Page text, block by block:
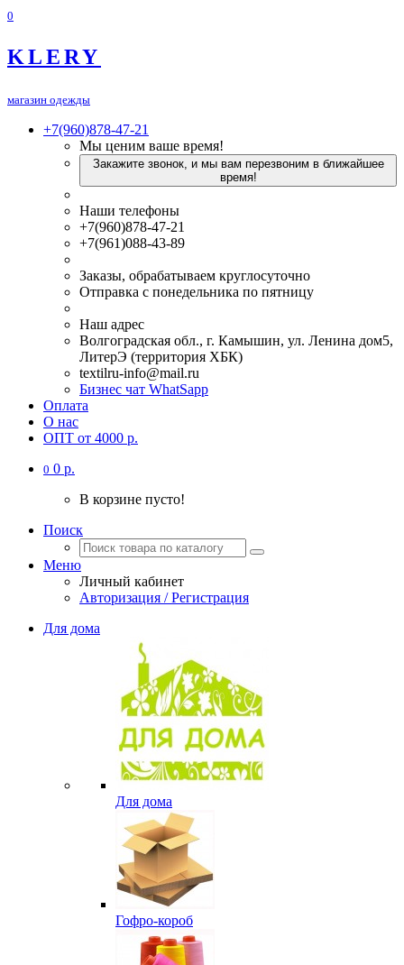
0
KLERY
магазин одежды
+7(960)878-47-21
Мы ценим ваше время!
Закажите звонок, и мы вам перезвоним в ближайшее
время!
Наши телефоны
+7(960)878-47-21
+7(961)088-43-89
Заказы, обрабатываем круглосуточно
Отправка с понедельника по пятницу
Наш адрес
Волгоградская обл., г. Камышин, ул. Ленина дом5,
ЛитерЭ (территория ХБК)
textilru-info@mail.ru
Бизнес чат WhatSapp
Оплата
О нас
ОПТ от 4000 р.
0 0 р.
В корзине пусто!
Поиск
Меню
Личный кабинет
Авторизация / Регистрация
Для дома
Для дома
Гофро-короб